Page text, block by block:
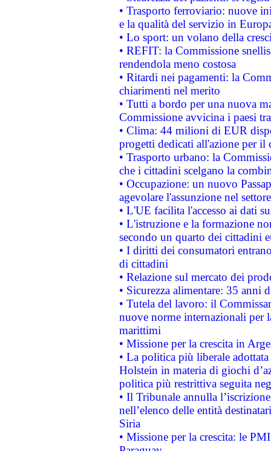
• Trasporto ferroviario: nuove
e la qualità del servizio in
• Lo sport: un volano della
• REFIT: la Commissione
rendendola meno costosa
• Ritardi nei pagamenti: la
chiarimenti nel merito
• Tutti a bordo per una nuova
Commissione avvicina i paesi
• Clima: 44 milioni di EUR
progetti dedicati all'azione per il
• Trasporto urbano: la
che i cittadini scelgano la
• Occupazione: un nuovo
agevolare l'assunzione nel
• L'UE facilita l'accesso ai dati
• L'istruzione e la formazione
secondo un quarto dei cittadini
• I diritti dei consumatori
di cittadini
• Relazione sul mercato dei
• Sicurezza alimentare: 35 anni
• Tutela del lavoro: il
nuove norme internazionali per
marittimi
• Missione per la crescita in
• La politica più liberale
Holstein in materia di giochi
politica più restrittiva seguita
• Il Tribunale annulla
nell’elenco delle entità
Siria
• Missione per la crescita: le